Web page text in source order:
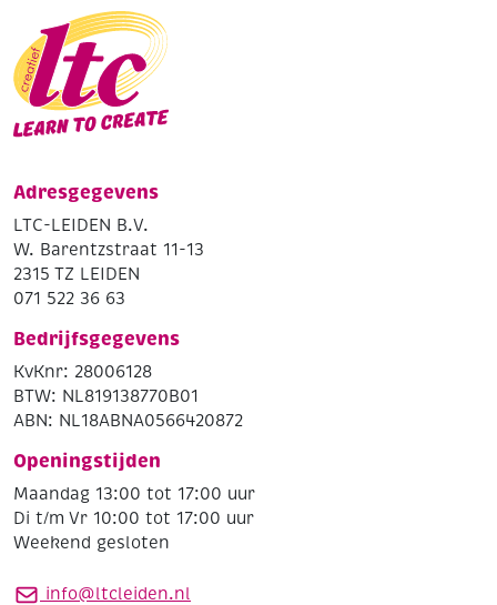
Adresgegevens
LTC-LEIDEN B.V.
W. Barentzstraat 11-13
2315 TZ LEIDEN
071 522 36 63
Bedrijfsgegevens
KvKnr: 28006128
BTW: NL819138770B01
ABN: NL18ABNA0566420872
Openingstijden
Maandag 13:00 tot 17:00 uur
Di t/m Vr 10:00 tot 17:00 uur
Weekend gesloten
info@ltcleiden.nl